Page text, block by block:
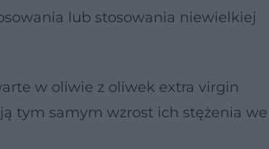
lub stosowania niewielkiej
w oliwie z oliwek extra virgin
tym samym wzrost ich stężenia we